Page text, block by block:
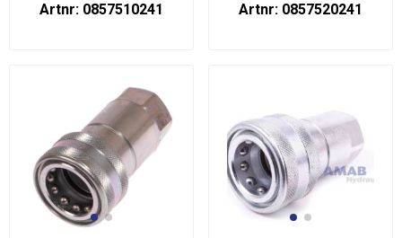
Artnr: 0857510241 Artnr: 0857520241